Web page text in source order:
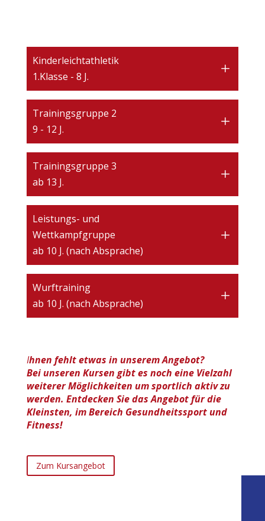
Kinderleichtathletik
1.Klasse - 8 J.
Trainingsgruppe 2
9 - 12 J.
Trainingsgruppe 3
ab 13 J.
Leistungs- und
Wettkampfgruppe
ab 10 J. (nach Absprache)
Wurftraining
ab 10 J. (nach Absprache)
Ihnen fehlt etwas in unserem Angebot?
Bei unseren Kursen gibt es noch eine Vielzahl
weiterer Möglichkeiten um sportlich aktiv zu
werden. Entdecken Sie das Angebot für die
Kleinsten, im Bereich Gesundheitssport und
Fitness!
Zum Kursangebot